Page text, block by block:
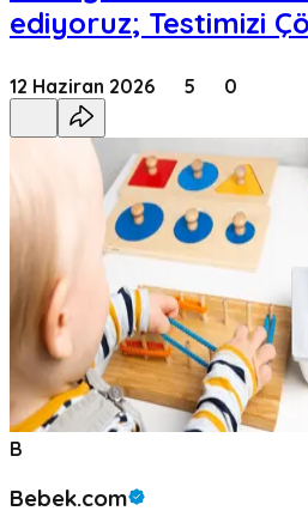
ediyoruz; Testimizi
12 Haziran 2026 5 0
B
Bebek.com